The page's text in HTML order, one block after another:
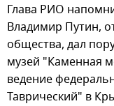
Глава РИО
Владимир Путин,
общества, дал
музей "Каменная
ведение
Таврический" в